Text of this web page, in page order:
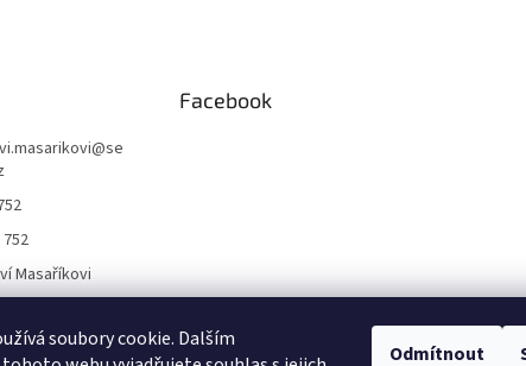
soubory cookie. Dalším
Odmítnout
@se
752
Masaříkovi
Facebook
Formuláře